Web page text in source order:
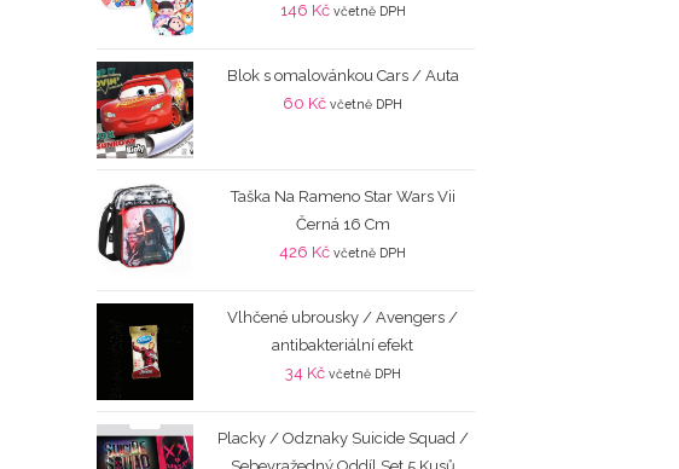
146 Kč včetně DPH
Blok s omalovánkou Cars / Auta
60 Kč včetně DPH
Taška Na Rameno Star Wars Vii
Černá 16 Cm
426 Kč včetně DPH
Vlhčené ubrousky / Avengers /
antibakteriální efekt
34 Kč včetně DPH
Placky / Odznaky Suicide Squad /